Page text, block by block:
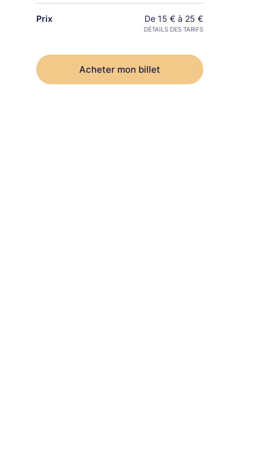
Prix De 15 € à 25 €
DÉTAILS DES TARIFS
Acheter mon billet